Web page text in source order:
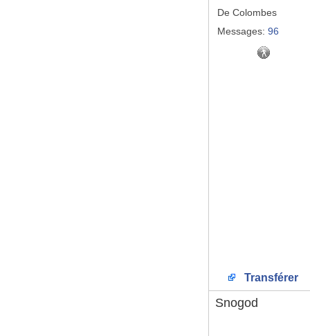
De Colombes
Messages: 96
Transférer
Snogod